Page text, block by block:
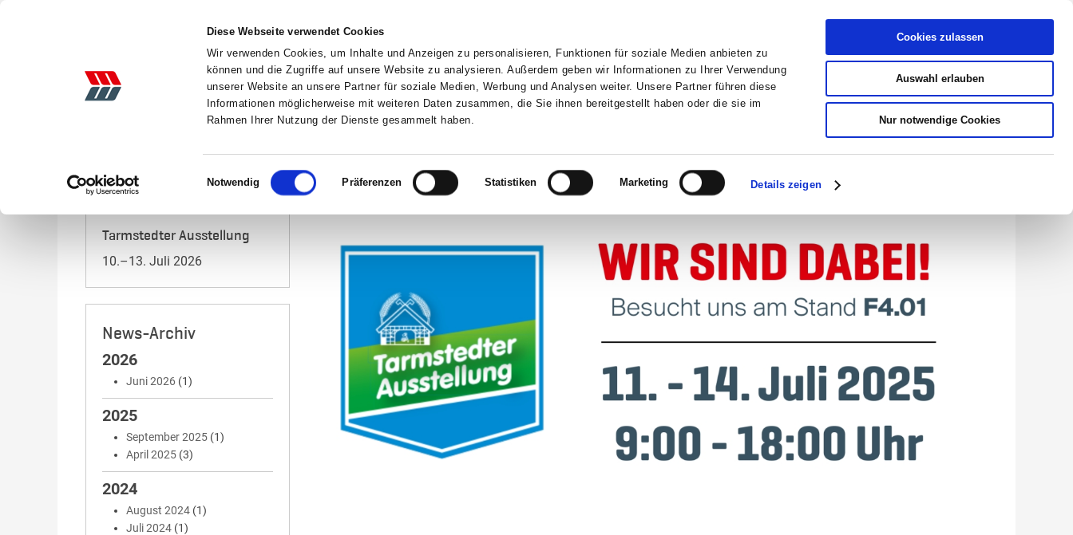
Diese Webseite verwendet Cookies
Wir verwenden Cookies, um Inhalte und Anzeigen zu personalisieren, Funktionen für soziale Medien anbieten zu
können und die Zugriffe auf unsere Website zu analysieren. Außerdem geben wir Informationen zu Ihrer Verwendung
unserer Website an unsere Partner für soziale Medien, Werbung und Analysen weiter. Unsere Partner führen diese
Informationen möglicherweise mit weiteren Daten zusammen, die Sie ihnen bereitgestellt haben oder die sie im
Rahmen Ihrer Nutzung der Dienste gesammelt haben.
Einwilligungsauswahl
Notwendig Präferenzen Statistiken Marketing Details zeigen
Cookies zulassen
Auswahl erlauben
Nur notwendige Cookies
Händler-Garantieportal
LANDTECHNIK GEBRAUCHTE SERVICE ERSATZTEILE UNTERNEHMEN KARRIERE KONTAKT
Veranstaltungen 2026
Tarmstedter Ausstellung
10.–13. Juli 2026
News-Archiv
2026
Juni 2026 (1)
2025
September 2025 (1)
April 2025 (3)
2024
August 2024 (1)
Juli 2024 (1)